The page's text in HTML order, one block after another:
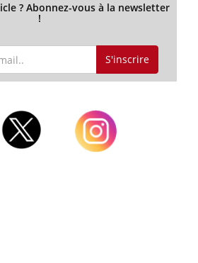
? Abonnez-vous à la newsletter
!
S'inscrire